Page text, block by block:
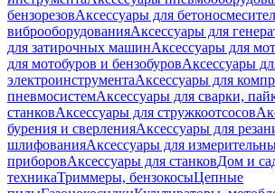
бензорезовАксессуары для
виброоборудованияАксессуары для
для затирочных машинАксессуары для
для мотобуров и бензобуровАксессуары
электроинструментаАксессуары для
пневмосистемАксессуары для сварки,
станковАксессуары для стружкоотсосов
бурения и сверленияАксессуары для
шлифованияАксессуары для
приборовАксессуары для станковДом и
техникаТриммеры, бензокосыЦепные